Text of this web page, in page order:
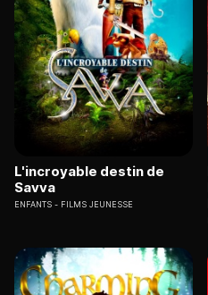
L'incroyable destin de
Savva
ENFANTS FILMS JEUNESSE